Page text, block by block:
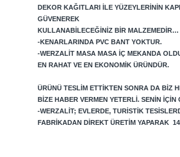
DEKOR KAĞITLARI ILE YÜZEYLERININ
GÜVENEREK
KULLANABILECEĞINIZ BIR MALZEMEDIR…
-KENARLARINDA PVC BANT YOKTUR.
-WERZALIT MASA MASA IÇ MEKANDA
EN RAHAT VE EN EKONOMIK ÜRÜNDÜR.
ÜRÜNÜ TESLIM ETTIKTEN SONRA DA BIZ
BIZE HABER VERMEN YETERLI. SENIN
-WERZALIT; EVLERDE, TURISTIK
FABRIKADAN DIREKT ÜRETIM YAPARAK